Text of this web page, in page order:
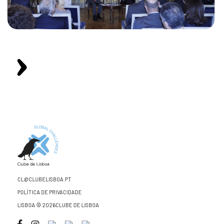
CL@CLUBELISBOA.PT
POLÍTICA DE PRIVACIDADE
LISBOA © 2026CLUBE DE LISBOA